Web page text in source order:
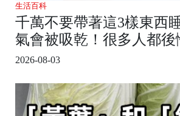
生活百科
千萬不要帶著這3樣東西
氣會被吸乾！很多人都後
2026-08-03